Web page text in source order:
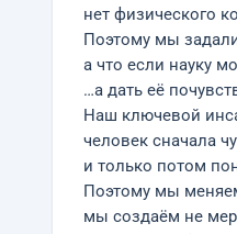
нет физического
Поэтому мы
а что если науку
…а дать её
Наш ключевой
человек сначала
и только потом
Поэтому мы
мы создаём не